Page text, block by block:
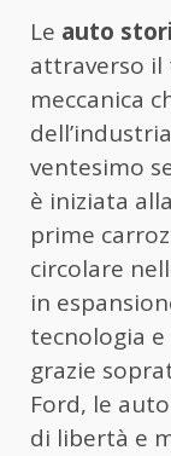
Le auto
attraverso il
meccanica
ventesimo
è iniziata
prime
circolare
in
tecnologia
grazie
Ford, le
di libertà e